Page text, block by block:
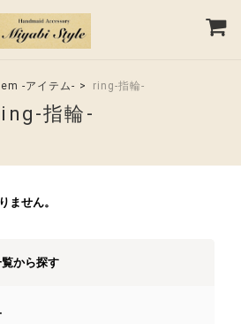
-アイテム- ring-指輪-
指輪-
ません。
から探す